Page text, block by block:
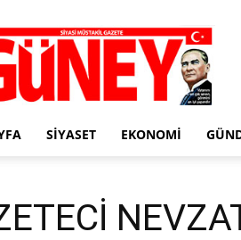
Gazete
Güney
SIYASET EKONOMI